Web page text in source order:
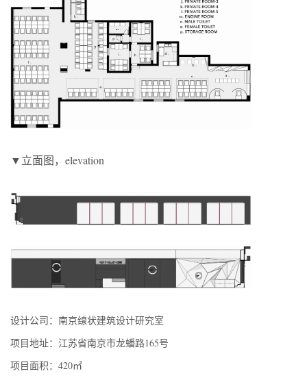
▼立面图，elevation
设计公司：南京缐状建筑设计研究室
项目地址：江苏省南京市龙蟠路165号
项目面积：420㎡